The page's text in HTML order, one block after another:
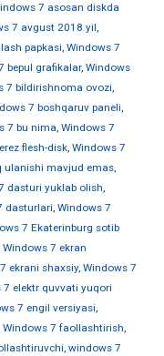
7 asosan diskda
7 avgust 2018 yil,
papkasi, Windows 7
bepul grafikalar, Windows
7 bildirishnoma ovozi,
7 boshqaruv paneli,
7 bu nima, Windows 7
flesh-disk, Windows 7
ulanishi mavjud emas,
dasturi yuklab olish,
dasturlari, Windows 7
7 Ekaterinburg sotib
Windows 7 ekran
ekrani shaxsiy, Windows 7
7 elektr quvvati yuqori
7 engil versiyasi,
Windows 7 faollashtirish,
, windows 7